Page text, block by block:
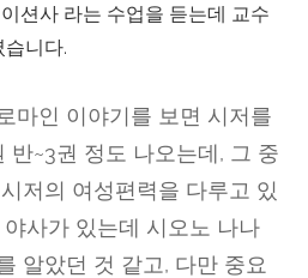
션사 라는 수업을 듣는데 교수
니다.
마인 이야기를 보면 시저를
반~3권 정도 나오는데, 그 중
저의 여성편력을 다루고 있
사가 있는데 시오노 나나
알았던 것 같고, 다만 중요